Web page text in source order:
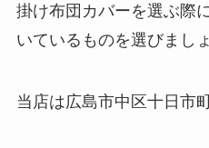
掛け布団カバーを選ぶ際
いているものを選びましょ
当店は広島市中区十日市